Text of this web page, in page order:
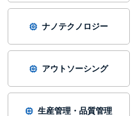
ナノテクノロジー
アウトソーシング
生産管理・品質管理